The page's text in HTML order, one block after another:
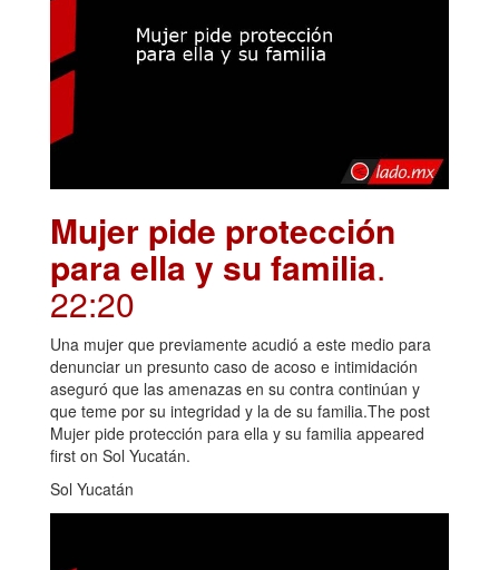
Mujer pide protección
para ella y su familia.
22:20
Una mujer que previamente acudió a este medio para
denunciar un presunto caso de acoso e intimidación
aseguró que las amenazas en su contra continúan y
que teme por su integridad y la de su familia.The post
Mujer pide protección para ella y su familia appeared
first on Sol Yucatán.
Sol Yucatán